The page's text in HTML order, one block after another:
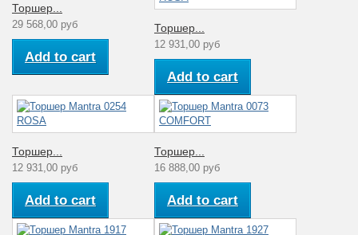
Торшер...
29 568,00 руб
Add to cart
Торшер...
12 931,00 руб
Add to cart
Торшер...
12 931,00 руб
Add to cart
Торшер...
16 888,00 руб
Add to cart